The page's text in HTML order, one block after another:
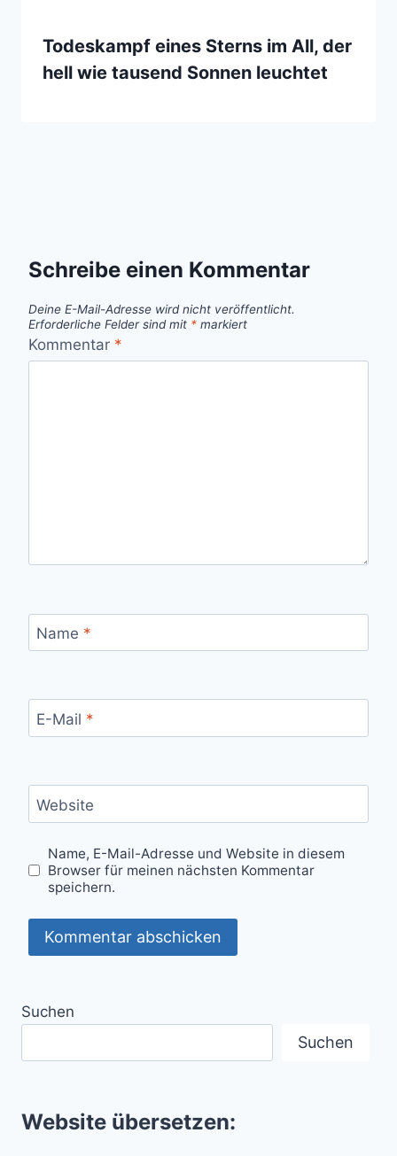
Todeskampf eines Sterns im All, der
hell wie tausend Sonnen leuchtet
Schreibe einen Kommentar
Deine E-Mail-Adresse wird nicht veröffentlicht.
Erforderliche Felder sind mit * markiert
Kommentar *
Name *
E-Mail *
Website
Name, E-Mail-Adresse und Website in diesem
Browser für meinen nächsten Kommentar
speichern.
Suchen
Suchen
Website übersetzen: